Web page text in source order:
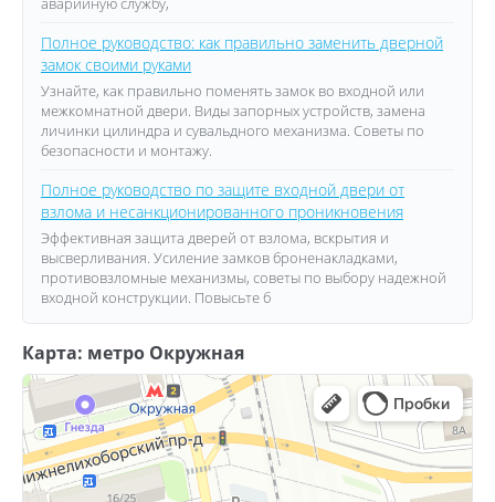
Полное руководство: как правильно заменить дверной
замок своими руками
Узнайте, как правильно поменять замок во входной или
межкомнатной двери. Виды запорных устройств, замена
личинки цилиндра и сувальдного механизма. Советы по
безопасности и монтажу.
Полное руководство по защите входной двери от
взлома и несанкционированного проникновения
Эффективная защита дверей от взлома, вскрытия и
высверливания. Усиление замков броненакладками,
противовзломные механизмы, советы по выбору надежной
входной конструкции. Повысьте б
Карта: метро Окружная